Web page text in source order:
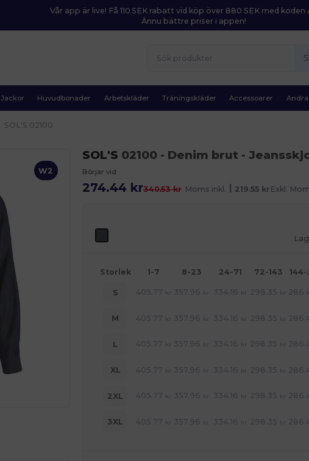
Vår app är live! Få 110 SEK rabatt vid köp över 880 SEK med koden
Ännu bättre priser i appen!
Jackor Huvudbonader Arbetskläder Träningskläder Accessoarer Andra
SOL'S 02100
W2
SOL'S 02100 - Denim brut -
Börjar vid
274.44 kr340.53 kr Moms inkl. | 219.55 kr Exkl.
Storlek 1-7 8-23 24-71 72-143
S 405.77 kr 357.96 kr 334.16 kr 298.35 kr
M 405.77 kr 357.96 kr 334.16 kr 298.35 kr
L 405.77 kr 357.96 kr 334.16 kr 298.35 kr
XL 405.77 kr 357.96 kr 334.16 kr 298.35 kr
2XL 405.77 kr 357.96 kr 334.16 kr 298.35 kr
3XL 405.77 kr 357.96 kr 334.16 kr 298.35 kr